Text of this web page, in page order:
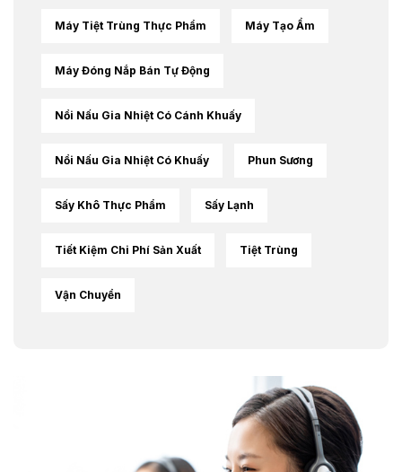
Máy Tiệt Trùng Thực Phẩm Máy Tạo Ẩm
Máy Đóng Nắp Bán Tự Động
Nồi Nấu Gia Nhiệt Có Cánh Khuấy
Nồi Nấu Gia Nhiệt Có Khuấy Phun Sương
Sấy Khô Thực Phẩm Sấy Lạnh
Tiết Kiệm Chi Phí Sản Xuất Tiệt Trùng
Vận Chuyển